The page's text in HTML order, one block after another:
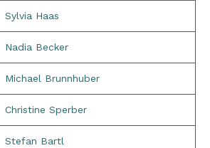
Sylvia Haas
Nadia Becker
Michael Brunnhuber
Christine Sperber
Stefan Bartl